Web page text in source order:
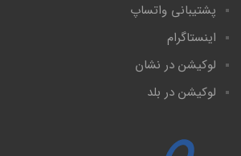
پشتیبانی واتساپ
اینستاگرام
لوکیشن در نشان
لوکیشن در بلد